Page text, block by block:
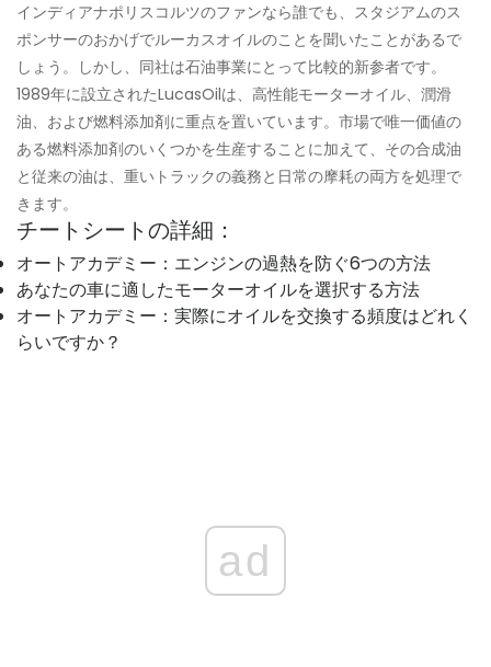
インディアナポリスコルツのファンなら誰でも、スタジアムのス
ポンサーのおかげでルーカスオイルのことを聞いたことがあるで
しょう。しかし、同社は石油事業にとって比較的新参者です。
1989年に設立されたLucasOilは、高性能モーターオイル、潤滑
油、および燃料添加剤に重点を置いています。市場で唯一価値の
ある燃料添加剤のいくつかを生産することに加えて、その合成油
と従来の油は、重いトラックの義務と日常の摩耗の両方を処理で
きます。
チートシートの詳細：
オートアカデミー：エンジンの過熱を防ぐ6つの方法
あなたの車に適したモーターオイルを選択する方法
オートアカデミー：実際にオイルを交換する頻度はどれく
らいですか？
ad